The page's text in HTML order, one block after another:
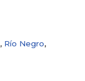
, Río Negro,